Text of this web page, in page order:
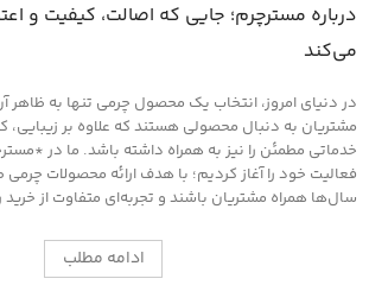
درباره مسترچرم؛ جایی که اصالت، کیفیت و
می‌کند
در دنیای امروز، انتخاب یک محصول چرمی تنها به
مشتریان به دنبال محصولی هستند که علاوه بر زیبایی،
خدماتی مطمئن را نیز به همراه داشته باشد. ما در
فعالیت خود را آغاز کردیم؛ با هدف ارائه محصولات چرمی
سال‌ها همراه مشتریان باشند و تجربه‌ای متفاوت از خرید
ادامه مطلب